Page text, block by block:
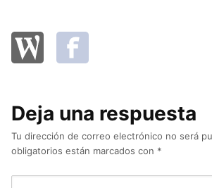
Deja una respuesta
Tu dirección de correo electrónico no será
obligatorios están marcados con *